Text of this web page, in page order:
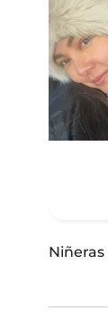
Niñeras